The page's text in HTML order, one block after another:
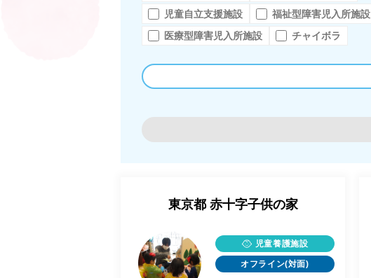
児童自立支援施設
福祉型障害児入所施設
医療型障害児入所施設
チャイボラ
東京都 赤十字子供の家
児童養護施設
オフライン(対面)